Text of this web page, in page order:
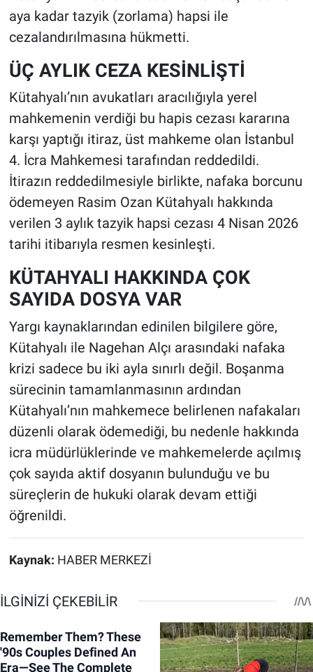
aya kadar tazyik (zorlama) hapsi ile
cezalandırılmasına hükmetti.
ÜÇ AYLIK CEZA KESİNLİŞTİ
Kütahyalı’nın avukatları aracılığıyla yerel
mahkemenin verdiği bu hapis cezası kararına
karşı yaptığı itiraz, üst mahkeme olan İstanbul
4. İcra Mahkemesi tarafından reddedildi.
İtirazın reddedilmesiyle birlikte, nafaka borcunu
ödemeyen Rasim Ozan Kütahyalı hakkında
verilen 3 aylık tazyik hapsi cezası 4 Nisan 2026
tarihi itibarıyla resmen kesinleşti.
KÜTAHYALI HAKKINDA ÇOK
SAYIDA DOSYA VAR
Yargı kaynaklarından edinilen bilgilere göre,
Kütahyalı ile Nagehan Alçı arasındaki nafaka
krizi sadece bu iki ayla sınırlı değil. Boşanma
sürecinin tamamlanmasının ardından
Kütahyalı’nın mahkemece belirlenen nafakaları
düzenli olarak ödemediği, bu nedenle hakkında
icra müdürlüklerinde ve mahkemelerde açılmış
çok sayıda aktif dosyanın bulunduğu ve bu
süreçlerin de hukuki olarak devam ettiği
öğrenildi.
Kaynak: HABER MERKEZİ